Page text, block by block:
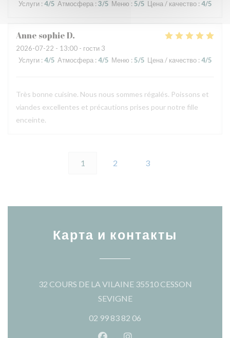
Услуги : 4/5 Атмосфера : 3/5 Меню : 5/5 Цена / качество : 4/5
Anne sophieD
2026-07-22 - 13:00 - гости 3
Услуги : 4/5 Атмосфера : 4/5 Меню : 5/5 Цена / качество : 4/5
Très bonne cuisine. Nous nous sommes régalés. Poissons et
viandes excellentes et précautions prises pour notre fille
enceinte.
1 2 3
Карта и контакты
32 COURS DE LA VILAINE 35510 CESSON
SEVIGNE((открывается в новом
02 99 83 82 06